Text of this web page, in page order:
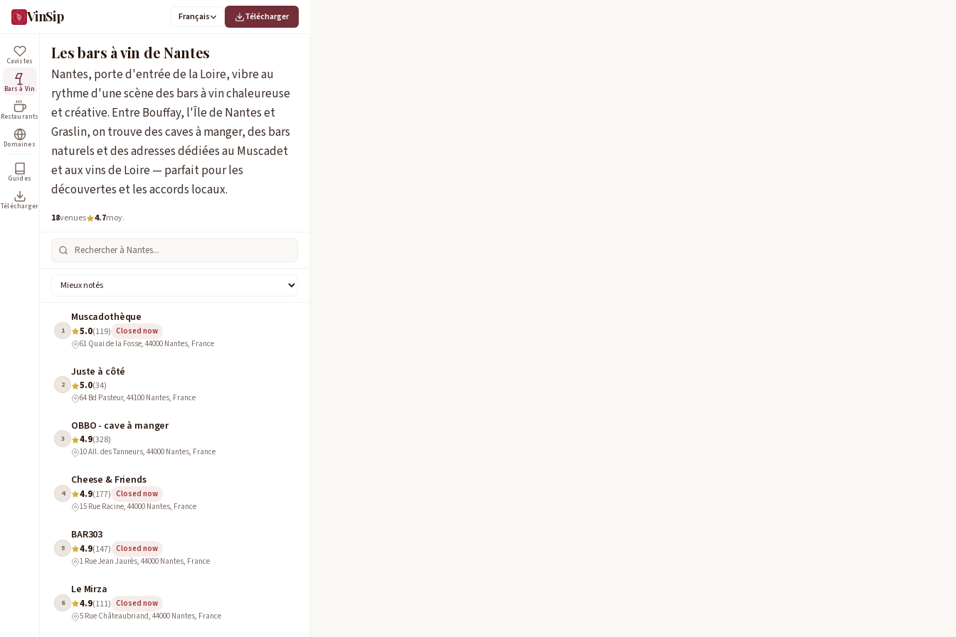
VinSip Français Télécharger
Cavistes
Bars à Vin
Restaurants
Domaines
Guides
Télécharger
Les bars à vin de Nantes
Nantes, porte d'entrée de la Loire, vibre au
rythme d'une scène des bars à vin chaleureuse
et créative. Entre Bouffay, l'Île de Nantes et
Graslin, on trouve des caves à manger, des bars
naturels et des adresses dédiées au Muscadet
et aux vins de Loire — parfait pour les
découvertes et les accords locaux.
18venues 4.7moy.
1
Muscadothèque
5.0(119) Closed now
61 Quai de la Fosse, 44000 Nantes, France
2
Juste à côté
5.0(34)
64 Bd Pasteur, 44100 Nantes, France
3
OBBO - cave à manger
4.9(328)
10 All. des Tanneurs, 44000 Nantes, France
4
Cheese & Friends
4.9(177) Closed now
15 Rue Racine, 44000 Nantes, France
5
BAR303
4.9(147) Closed now
1 Rue Jean Jaurès, 44000 Nantes, France
6
Le Mirza
4.9(111) Closed now
5 Rue Châteaubriand, 44000 Nantes, France